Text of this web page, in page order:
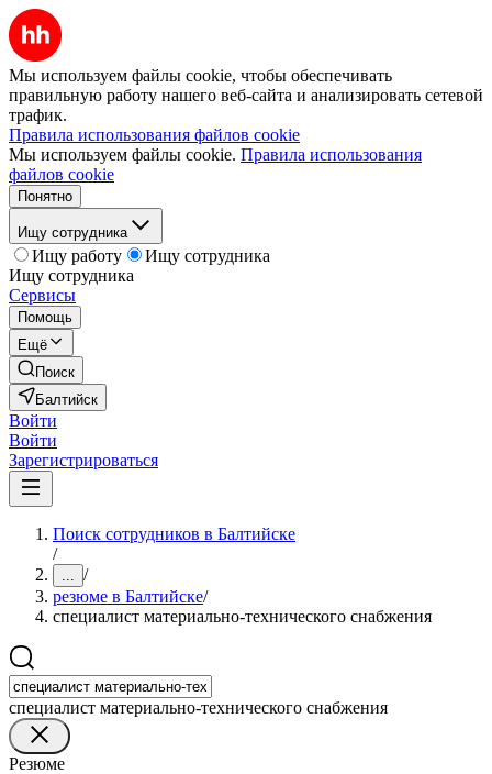
Мы используем файлы cookie, чтобы обеспечивать
правильную работу нашего веб-сайта и анализировать сетевой
трафик.
Правила использования файлов cookie
Мы используем файлы cookie. Правила использования
файлов cookie
Понятно
Ищу сотрудника
Ищу работу
Ищу сотрудника
Ищу сотрудника
Сервисы
Помощь
Ещё
Поиск
Балтийск
Войти
Войти
Зарегистрироваться
Поиск сотрудников в Балтийске
/
... /
резюме в Балтийске/
специалист материально-технического снабжения
специалист материально-технического снабжения
Резюме